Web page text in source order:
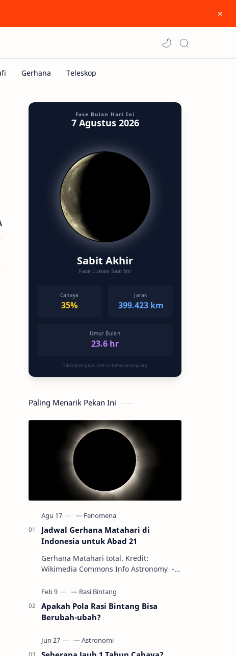
Fase Bulan Hari Ini
7 Agustus 2026
Sabit Akhir
Fase Lunasi Saat Ini
Cahaya
35%
Jarak
399.423 km
Umur Bulan
23.6 hr
Dikembangkan oleh InfoAstronomy.org
Paling Menarik Pekan Ini
Jadwal Gerhana Matahari di
Indonesia untuk Abad 21
Gerhana Matahari total. Kredit:
Wikimedia Commons Info Astronomy -
gerhana Matahari akan terjadi sebanyak
22…
Apakah Pola Rasi Bintang Bisa
Berubah-ubah?